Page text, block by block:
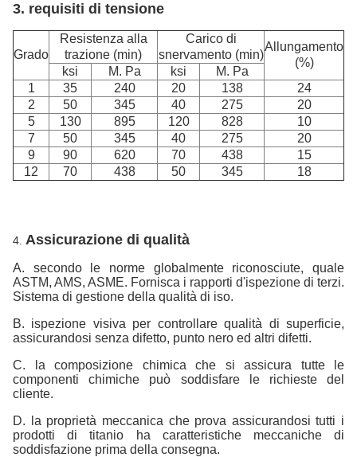
3. requisiti di tensione
Grado
Resistenza alla
trazione (min)
Carico di
snervamento (min)
Allungamento
(%)
ksi M. Pa ksi
M. Pa
1
35 240 20 138
24
2
50 345 40 275
20
5
130 895 120 828
10
7
50 345 40 275
20
9
90 620 70 438
15
12
70 438 50 345 18
4. Assicurazione di qualità
A. secondo le norme globalmente riconosciute, quale
ASTM, AMS, ASME. Fornisca i rapporti d'ispezione di terzi.
Sistema di gestione della qualità di iso.
B. ispezione visiva per controllare qualità di superficie,
assicurandosi senza difetto, punto nero ed altri difetti.
C. la composizione chimica che si assicura tutte le
componenti chimiche può soddisfare le richieste del
cliente.
D. la proprietà meccanica che prova assicurandosi tutti i
prodotti di titanio ha caratteristiche meccaniche di
soddisfazione prima della consegna.